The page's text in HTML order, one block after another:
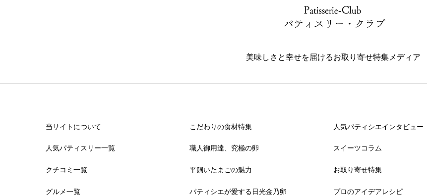
美味しさと幸せを届けるお取り寄せ特集メディア
当サイトについて
人気パティスリー一覧
クチコミ一覧
グルメ一覧
こだわりの食材特集
職人御用達、究極の卵
平飼いたまごの魅力
パティシエが愛する日光金乃卵
人気パティシエインタビュー
スイーツコラム
お取り寄せ特集
プロのアイデアレシピ